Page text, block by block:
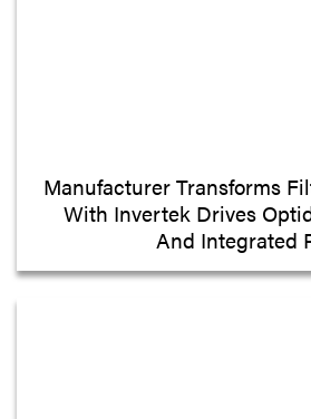
Manufacturer Transforms
With Invertek Drives
And Integrated